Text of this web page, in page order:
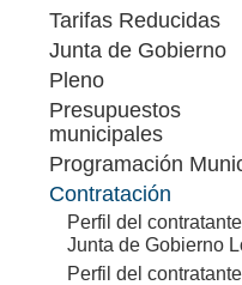
Tarifas Reducidas
Junta de Gobierno
Pleno
Presupuestos
municipales
Programación
Contratación
Perfil del
Junta de Gobierno
Perfil del